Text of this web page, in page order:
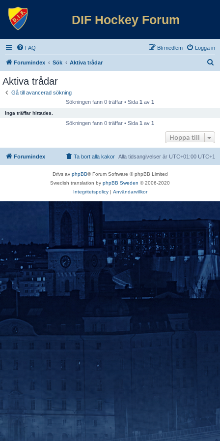
DIF Hockey Forum
FAQ Logga in
Bli medlem
Forumindex Sök Aktiva trådar
Aktiva trådar
Gå till avancerad sökning
Sökningen fann 0 träffar • Sida 1 av 1
Inga träffar hittades.
Sökningen fann 0 träffar • Sida 1 av 1
Hoppa till
Forumindex Alla tidsangivelser är UTC+01:00 UTC+1
Ta bort alla kakor
Drivs av phpBB® Forum Software © phpBB Limited
Swedish translation by phpBB Sweden © 2006-2020
Integritetspolicy| Användarvillkor